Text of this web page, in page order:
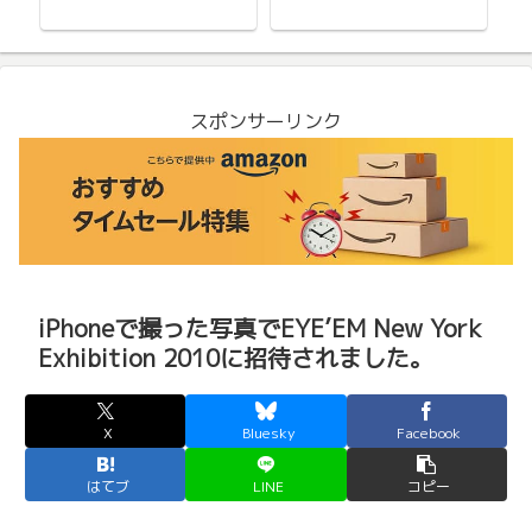
スポンサーリンク
iPhoneで撮った写真でEYE’EM New York
Exhibition 2010に招待されました。
X Bluesky Facebook
はてブ LINE コピー